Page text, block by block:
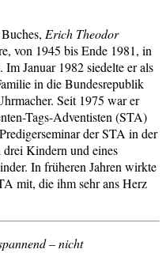
Erich Theodor
von 1945 bis Ende 1981, in
Im Januar 1982siedelteer als
in die Bundesrepublik
Seit 1975 warer
Tags-Adventisten (STA)
der STA in der
Kindern und eines
In früheren Jahren wirkte
mit, die ihm sehr ans Herz
– nicht